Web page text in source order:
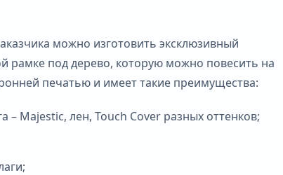
можно изготовить эксклюзивный
рамке под дерево, которую можно повесить на
печатью и имеет такие преимущества:
Majestic, лен, Touch Cover разных оттенков;